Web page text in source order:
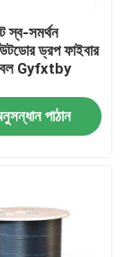
স্ব-সমর্থন
ড্রপ ফাইবার
Gyfxtby
পাঠান